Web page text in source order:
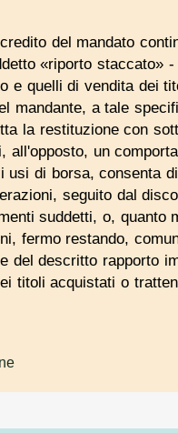
del mandato
«riporto staccato»
e quelli di vendita dei
mandante, a tale
la restituzione con
all'opposto, un
usi di borsa, consenta
seguito dal
suddetti, o,
fermo restando,
del descritto rapporto
titoli acquistati o